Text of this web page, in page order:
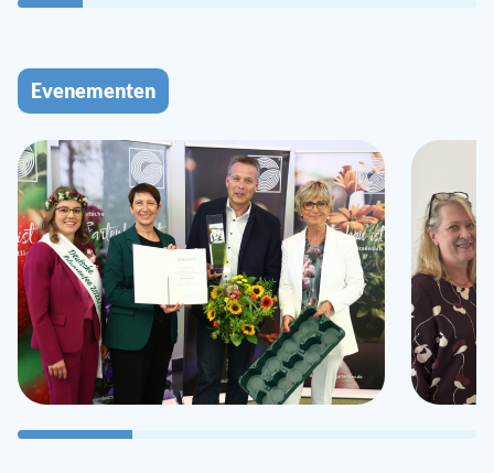
Evenementen